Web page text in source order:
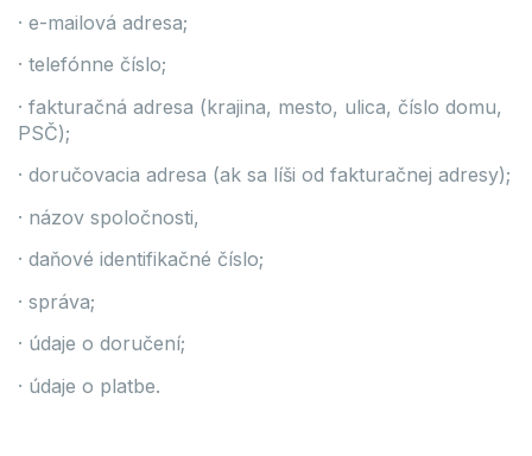
· e-mailová adresa;
· telefónne číslo;
· fakturačná adresa (krajina, mesto, ulica, číslo domu,
PSČ);
· doručovacia adresa (ak sa líši od fakturačnej adresy);
· názov spoločnosti,
· daňové identifikačné číslo;
· správa;
· údaje o doručení;
· údaje o platbe.